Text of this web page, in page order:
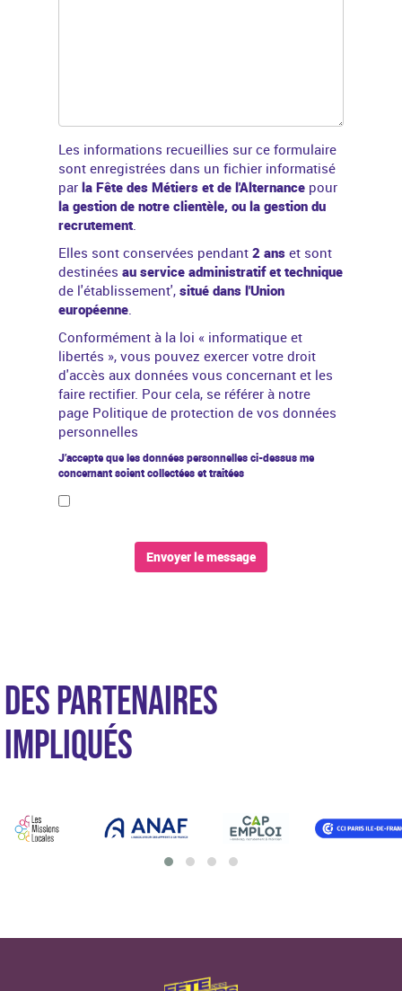
Les informations recueillies sur ce formulaire
sont enregistrées dans un fichier informatisé
par la Fête des Métiers et de l'Alternance pour
la gestion de notre clientèle, ou la gestion du
recrutement.
Elles sont conservées pendant 2 ans et sont
destinées au service administratif et technique
de l'établissement', situé dans l'Union
européenne.
Conformément à la loi « informatique et
libertés », vous pouvez exercer votre droit
d'accès aux données vous concernant et les
faire rectifier. Pour cela, se référer à notre
page Politique de protection de vos données
personnelles
J’accepte que les données personnelles ci-dessus me
concernant soient collectées et traitées
Envoyer le message
DES PARTENAIRES
IMPLIQUÉS